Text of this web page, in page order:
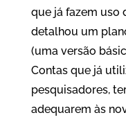
que já fazem uso
detalhou um
(uma versão
Contas que já
pesquisadores,
adequarem às